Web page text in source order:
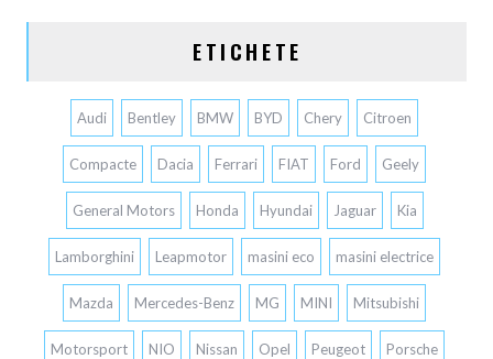
ETICHETE
Audi Bentley BMW BYD Chery Citroen
Compacte Dacia Ferrari FIAT Ford Geely
General Motors Honda Hyundai Jaguar Kia
Lamborghini Leapmotor masini eco masini electrice
Mazda Mercedes-Benz MG MINI Mitsubishi
Motorsport NIO Nissan Opel Peugeot Porsche